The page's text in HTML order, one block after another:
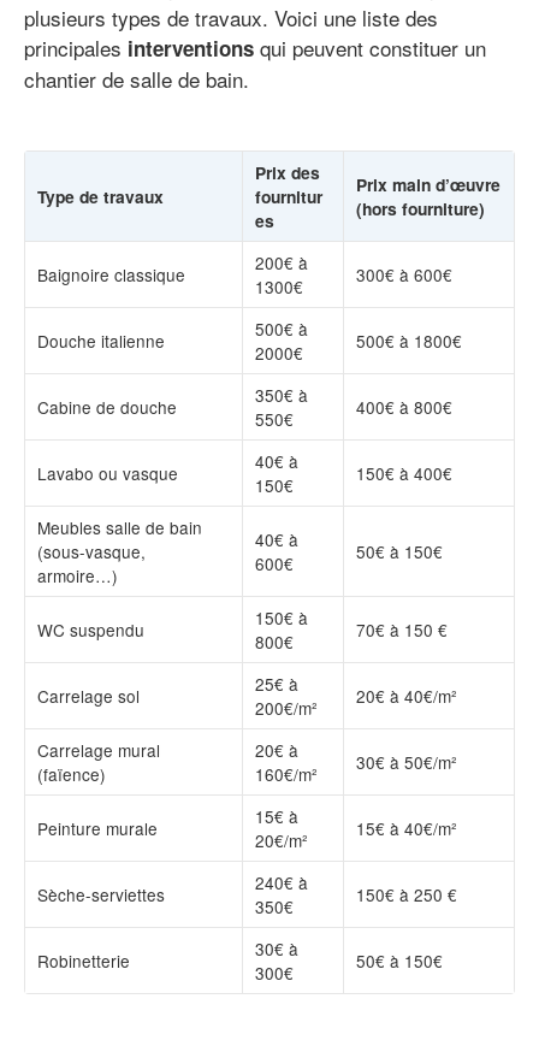
plusieurs types de travaux. Voici une liste des
principales interventions qui peuvent constituer un
chantier de salle de bain.
Type de travaux
Prix des
fournitur
es
Prix main d’œuvre
(hors fourniture)
Baignoire classique
200€ à
1300€
300€ à 600€
Douche italienne
500€ à
2000€
500€ à 1800€
Cabine de douche
350€ à
550€
400€ à 800€
Lavabo ou vasque
40€ à
150€
150€ à 400€
Meubles salle de bain
(sous-vasque,
armoire…)
40€ à
600€
50€ à 150€
WC suspendu
150€ à
800€
70€ à 150 €
Carrelage sol
25€ à
200€/m²
20€ à 40€/m²
Carrelage mural
(faïence)
20€ à
160€/m²
30€ à 50€/m²
Peinture murale
15€ à
20€/m²
15€ à 40€/m²
Sèche-serviettes
240€ à
350€
150€ à 250 €
Robinetterie
30€ à
300€
50€ à 150€